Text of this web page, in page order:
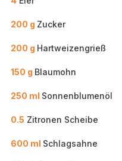
200 g Zucker
200 g Hartweizengrieß
150 g Blaumohn
250 ml Sonnenblumenöl
0.5 Zitronen Scheibe
600 ml Schlagsahne